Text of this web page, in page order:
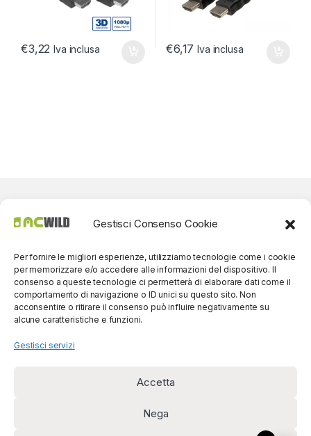
Gestisci Consenso Cookie
Per fornire le migliori esperienze, utilizziamo tecnologie come i cookie
per memorizzare e/o accedere alle informazioni del dispositivo. Il
consenso a queste tecnologie ci permetterà di elaborare dati come il
comportamento di navigazione o ID unici su questo sito. Non
acconsentire o ritirare il consenso può influire negativamente su
alcune caratteristiche e funzioni.
Gestisci servizi
Accetta
Nega
€3,22 Iva inclusa €6,17 Iva inclusa
(0039) 091